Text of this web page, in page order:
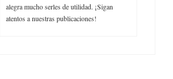
alegra mucho serles de utilidad. ¡Sigan
atentos a nuestras publicaciones!